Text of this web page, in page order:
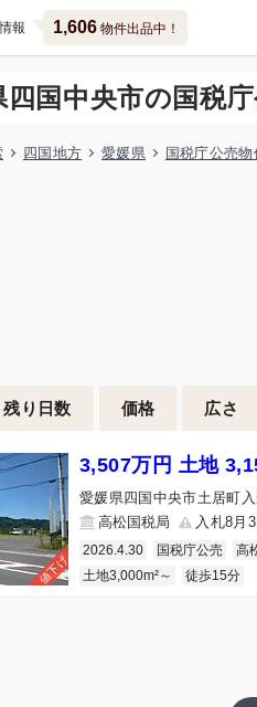
報 1,606物件出品中！
四国中央市の国税
四国地方 愛媛県 国税庁公売物
残り日数 価格 広さ
値下げ
3,507万円 土地
愛媛県四国中央市土居町
高松国税局
入札8月
2026.4.30 国税庁公売 高
土地3,000m²～
徒歩15分